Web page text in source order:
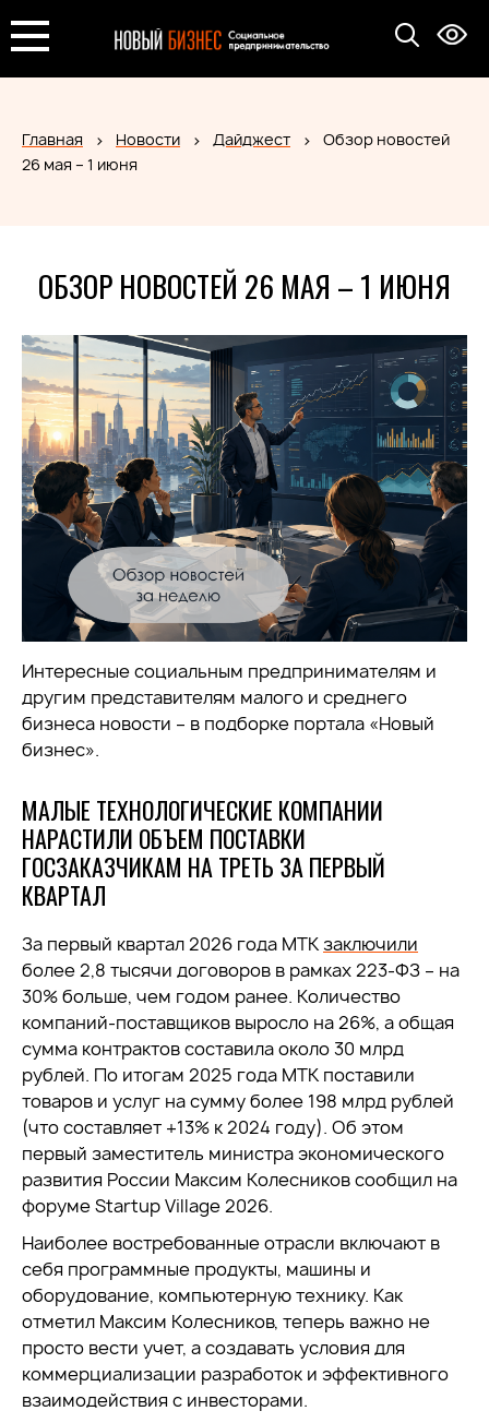
Главная Новости Дайджест
Обзор новостей
26 мая – 1 июня
ОБЗОР НОВОСТЕЙ 26 МАЯ – 1 ИЮНЯ
Интересные социальным предпринимателям и
другим представителям малого и среднего
бизнеса новости – в подборке портала «Новый
бизнес».
МАЛЫЕ ТЕХНОЛОГИЧЕСКИЕ КОМПАНИИ
НАРАСТИЛИ ОБЪЕМ ПОСТАВКИ
ГОСЗАКАЗЧИКАМ НА ТРЕТЬ ЗА ПЕРВЫЙ
КВАРТАЛ
За первый квартал 2026 года МТК заключили
более 2,8 тысячи договоров в рамках 223-ФЗ – на
30% больше, чем годом ранее. Количество
компаний-поставщиков выросло на 26%, а общая
сумма контрактов составила около 30 млрд
рублей. По итогам 2025 года МТК поставили
товаров и услуг на сумму более 198 млрд рублей
(что составляет +13% к 2024 году). Об этом
первый заместитель министра экономического
развития России Максим Колесников сообщил на
форуме Startup Village 2026.
Наиболее востребованные отрасли включают в
себя программные продукты, машины и
оборудование, компьютерную технику. Как
отметил Максим Колесников, теперь важно не
просто вести учет, а создавать условия для
коммерциализации разработок и эффективного
взаимодействия с инвесторами.